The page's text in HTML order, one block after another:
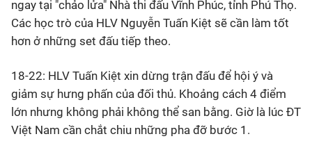
ngay tại "chảo lửa" Nhà thi đấu Vĩnh Phúc, tỉnh Phú Thọ.
Các học trò của HLV Nguyễn Tuấn Kiệt sẽ cần làm tốt
hơn ở những set đấu tiếp theo.
18-22: HLV Tuấn Kiệt xin dừng trận đấu để hội ý và
giảm sự hưng phấn của đối thủ. Khoảng cách 4 điểm
lớn nhưng không phải không thể san bằng. Giờ là lúc ĐT
Việt Nam cần chắt chiu những pha đỡ bước 1.